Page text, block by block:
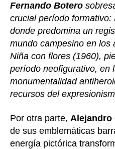
Fernando Botero
crucial período formativo:
donde predomina un
mundo campesino en los
Niña con flores (1960),
período neofigurativo, en
monumentalidad
recursos del
Por otra parte, Alejandro
de sus emblemáticas
energía pictórica